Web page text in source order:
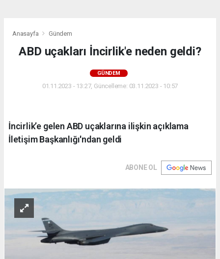
Anasayfa Gündem
ABD uçakları İncirlik'e neden geldi?
GÜNDEM
01.11.2023 - 13:27, Güncelleme: 03.11.2023 - 10:57
İncirlik’e gelen ABD uçaklarına ilişkin açıklama
İletişim Başkanlığı'ndan geldi
ABONE OL